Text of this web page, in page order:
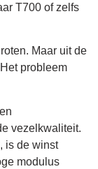
T700 of zelfs
Maar uit de
probleem
vezelkwaliteit.
is de winst
modulus